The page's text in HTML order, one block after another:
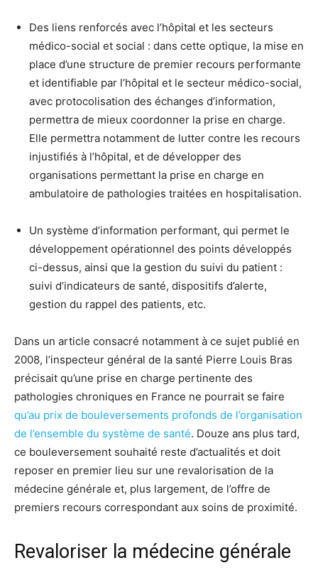
Des liens renforcés avec l’hôpital et les secteurs
médico-social et social : dans cette optique, la mise en
place d’une structure de premier recours performante
et identifiable par l’hôpital et le secteur médico-social,
avec protocolisation des échanges d’information,
permettra de mieux coordonner la prise en charge.
Elle permettra notamment de lutter contre les recours
injustifiés à l’hôpital, et de développer des
organisations permettant la prise en charge en
ambulatoire de pathologies traitées en hospitalisation.
Un système d’information performant, qui permet le
développement opérationnel des points développés
ci-dessus, ainsi que la gestion du suivi du patient :
suivi d’indicateurs de santé, dispositifs d’alerte,
gestion du rappel des patients, etc.
Dans un article consacré notamment à ce sujet publié en
2008, l’inspecteur général de la santé Pierre Louis Bras
précisait qu’une prise en charge pertinente des
pathologies chroniques en France ne pourrait se faire
qu’au prix de bouleversements profonds de l’organisation
de l’ensemble du système de santé. Douze ans plus tard,
ce bouleversement souhaité reste d’actualités et doit
reposer en premier lieu sur une revalorisation de la
médecine générale et, plus largement, de l’offre de
premiers recours correspondant aux soins de proximité.
Revaloriser la médecine générale